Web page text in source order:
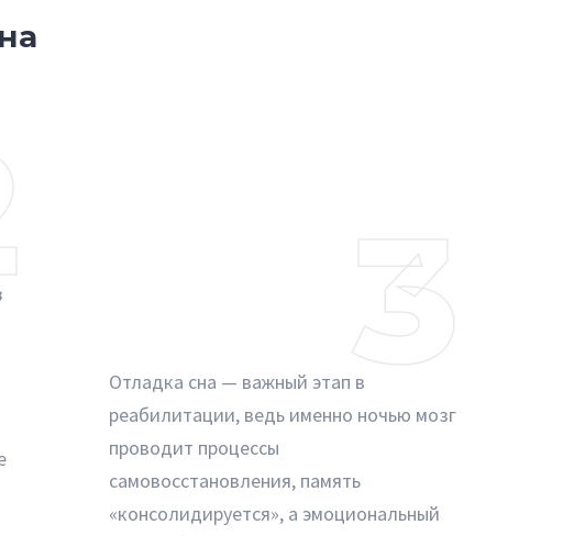
Отладка сна — важный этап в
реабилитации, ведь именно ночью мозг
проводит процессы
самовосстановления, память
«консолидируется», а эмоциональный